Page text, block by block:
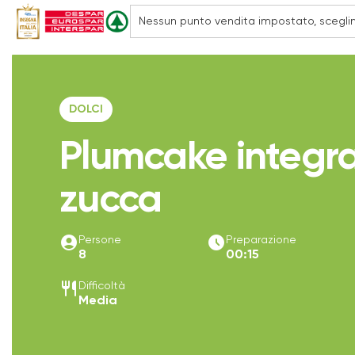
DOLCI
Plumcake
zucca
account_circle Persone
8
access_time_filled Preparazione
00:15
restaurant Difficoltà
Media